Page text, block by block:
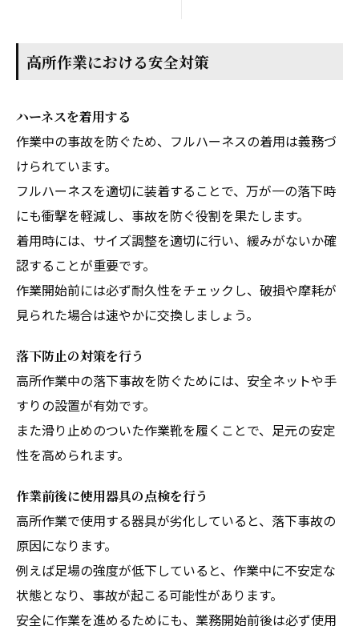
高所作業における安全対策
ハーネスを着用する
作業中の事故を防ぐため、フルハーネスの着用は義務づ
けられています。
フルハーネスを適切に装着することで、万が一の落下時
にも衝撃を軽減し、事故を防ぐ役割を果たします。
着用時には、サイズ調整を適切に行い、緩みがないか確
認することが重要です。
作業開始前には必ず耐久性をチェックし、破損や摩耗が
見られた場合は速やかに交換しましょう。
落下防止の対策を行う
高所作業中の落下事故を防ぐためには、安全ネットや手
すりの設置が有効です。
また滑り止めのついた作業靴を履くことで、足元の安定
性を高められます。
作業前後に使用器具の点検を行う
高所作業で使用する器具が劣化していると、落下事故の
原因になります。
例えば足場の強度が低下していると、作業中に不安定な
状態となり、事故が起こる可能性があります。
安全に作業を進めるためにも、業務開始前後は必ず使用